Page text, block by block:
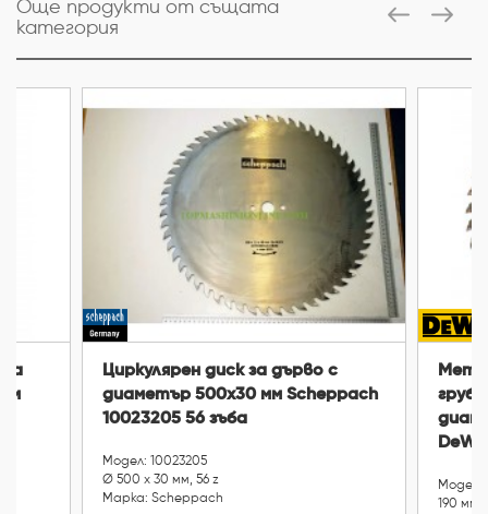
Още продукти от същата
категория
на
Циркулярен диск за дърво с
диаметър 500x30 мм Scheppach
10023205 56 зъба
Модел: 10023205
Ø 500 х 30 мм, 56 z
Марка: Scheppach
Модел:
190 мм,